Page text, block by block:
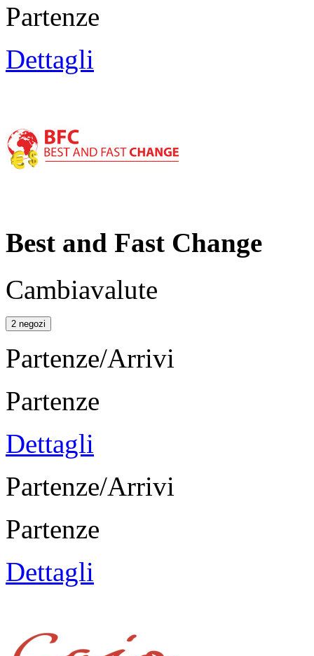
Partenze
Dettagli
Best and Fast Change
Cambiavalute
2 negozi
Partenze/Arrivi
Partenze
Dettagli
Partenze/Arrivi
Partenze
Dettagli